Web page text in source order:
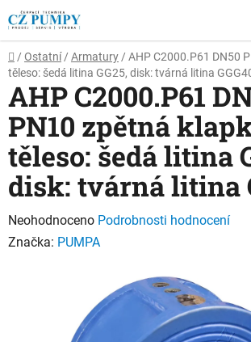
Přejít
na
obsah
Domů
/ Ostatní / Armatury / AHP C2000.P61 DN50
těleso: šedá litina GG25, disk: tvárná litina
AHP C2000.P61
PN10 zpětná
těleso: šedá litina
disk: tvárná litina
Průměrné
hodnocení
Neohodnoceno Podrobnosti hodnocení
Značka: PUMPA